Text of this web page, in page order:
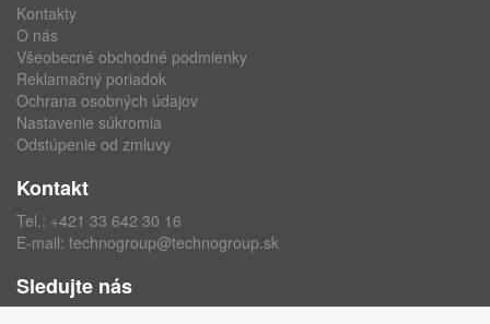
Kontakty
O nás
Všeobecné obchodné podmienky
Reklamačný poriadok
Ochrana osobných údajov
Nastavenie súkromia
Odstúpenie od zmluvy
Kontakt
Tel.: +421 33 642 30 16
E-mail: technogroup@technogroup.sk
Sledujte nás